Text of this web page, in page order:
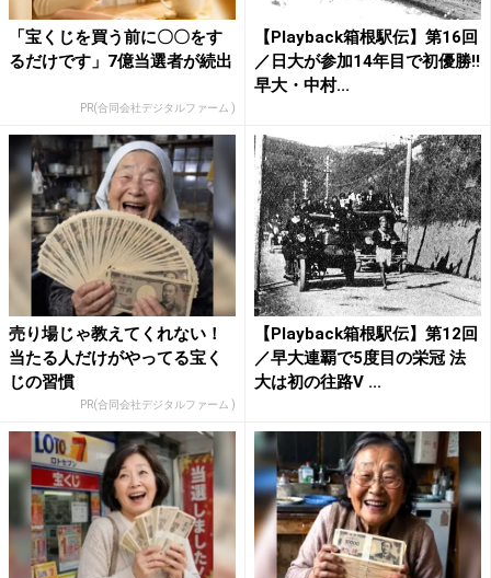
「宝くじを買う前に〇〇をす
るだけです」7億当選者が続出
PR(合同会社デジタルファーム )
【Playback箱根駅伝】第16回
／日大が参加14年目で初優勝!!
早大・中村...
売り場じゃ教えてくれない！
当たる人だけがやってる宝く
じの習慣
PR(合同会社デジタルファーム )
【Playback箱根駅伝】第12回
／早大連覇で5度目の栄冠 法
大は初の往路V ...